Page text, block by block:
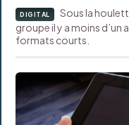
DIGITAL
Sous la
groupe il y a moins d’un
formats courts.